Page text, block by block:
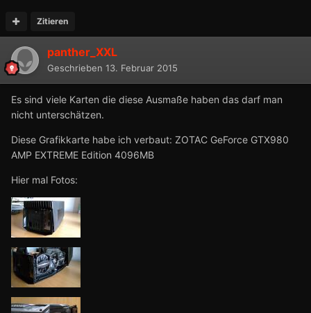
Zitieren
panther_XXL
Geschrieben 13. Februar 2015
Es sind viele Karten die diese Ausmaße haben das darf man
nicht unterschätzen.
Diese Grafikkarte habe ich verbaut: ZOTAC GeForce GTX980
AMP EXTREME Edition 4096MB
Hier mal Fotos: